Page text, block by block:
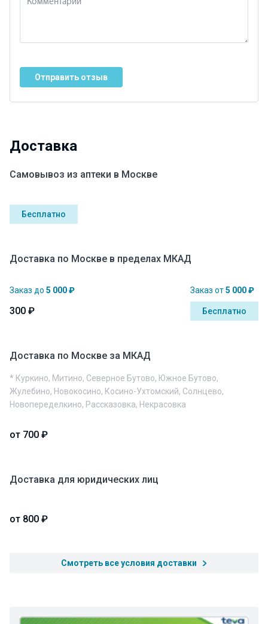
Отправить отзыв
Доставка
Самовывоз из аптеки в Москве
Бесплатно
Доставка по Москве в пределах МКАД
Заказ до 5 000 ₽
300 ₽
Заказ от5 000 ₽
Бесплатно
Доставка по Москве за МКАД
* Куркино, Митино, Северное Бутово, Южное Бутово,
Жулебино, Новокосино, Косино-Ухтомский, Солнцево,
Новопеределкино, Рассказовка, Некрасовка
от 700 ₽
Доставка для юридических лиц
от 800 ₽
Смотреть все условия доставки